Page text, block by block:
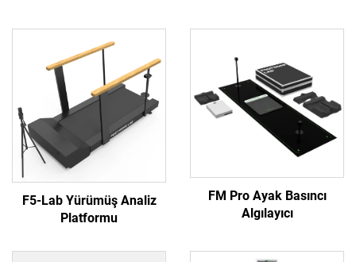
F5-Lab Yürümüş Analiz
Platformu
FM Pro Ayak Basıncı
Algılayıcı